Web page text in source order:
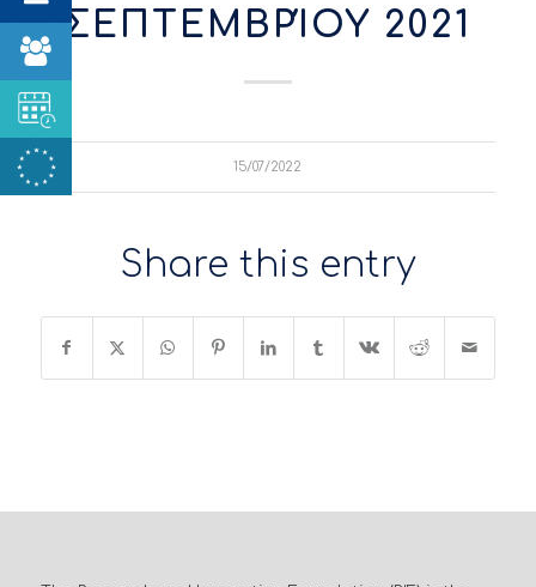
ΣΕΠΤΕΜΒΡΊΟΥ 2021
15/07/2022
Share this entry